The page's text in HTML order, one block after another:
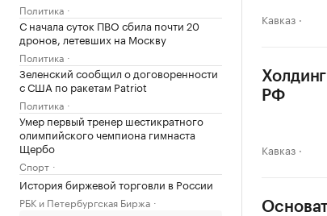
Политика
С начала суток ПВО сбила почти 20
дронов, летевших на Москву
Политика
Зеленский сообщил о договоренности
с США по ракетам Patriot
Политика
Умер первый тренер шестикратного
олимпийского чемпиона гимнаста
Щербо
Спорт
История биржевой торговли в России
РБК и Петербургская Биржа
Кавказ
РФ
Кавказ